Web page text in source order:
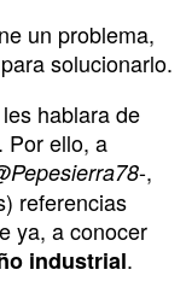
un problema,
solucionarlo.
hablara de
Por ello, a
-,
referencias
ya, a conocer
industrial.